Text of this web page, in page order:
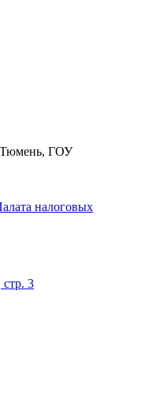
Тюмень, ГОУ
налоговых
3